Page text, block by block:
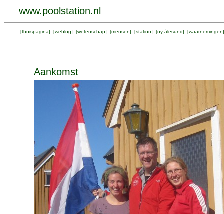
www.poolstation.nl
[thuispagina] [weblog] [wetenschap] [mensen] [station] [ny-ålesund] [waarnemingen
Aankomst